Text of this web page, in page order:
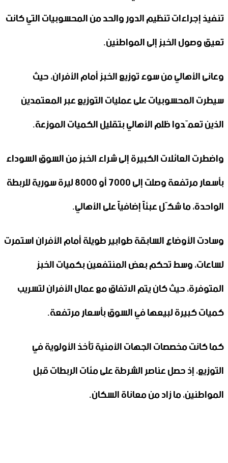
تنفيذ إجراءات تنظيم الدور والحد من المحسوبيات التي كانت
تعيق وصول الخبز إلى المواطنين.
وعانى الأهالي من سوء توزيع الخبز أمام الأفران، حيث
سيطرت المحسوبيات على عمليات التوزيع عبر المعتمدين
الذين تعمّدوا ظلم الأهالي بتقليل الكميات الموزعة.
واضطرت العائلات الكبيرة إلى شراء الخبز من السوق السوداء
بأسعار مرتفعة وصلت إلى 7000 أو 8000 ليرة سورية للربطة
الواحدة، ما شكّل عبئاً إضافياً على الأهالي.
وسادت الأوضاع السابقة طوابير طويلة أمام الأفران استمرت
لساعات، وسط تحكم بعض المنتفعين بكميات الخبز
المتوفرة، حيث كان يتم الاتفاق مع عمال الأفران لتسريب
كميات كبيرة لبيعها في السوق بأسعار مرتفعة.
كما كانت مخصصات الجهات الأمنية تأخذ الأولوية في
التوزيع، إذ حصل عناصر الشرطة على مئات الربطات قبل
المواطنين، ما زاد من معاناة السكان.